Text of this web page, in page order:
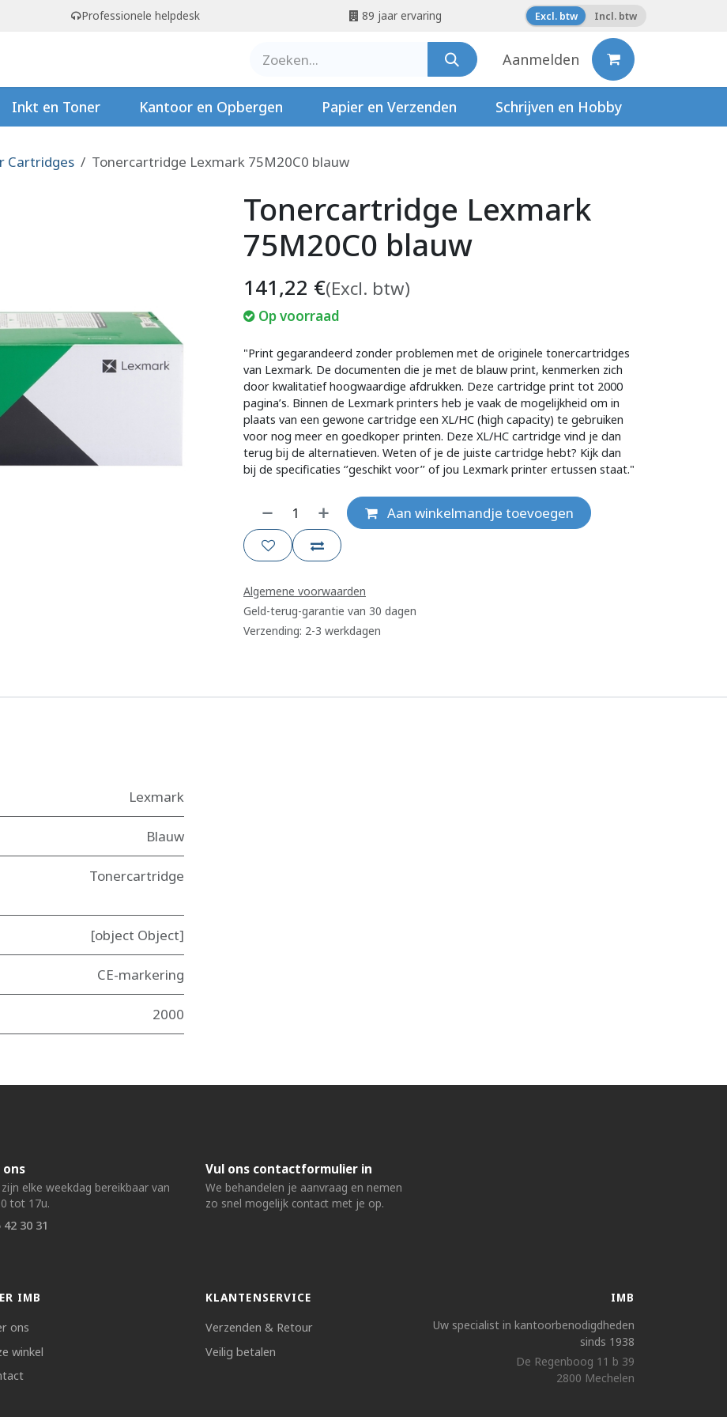
Professionele helpdesk 89 jaar ervaring Excl. btw Incl. btw
Aanmelden
Inkt en Toner Kantoor en Opbergen Papier en Verzenden Schrijven en Hobby
Cartridges Tonercartridge Lexmark 75M20C0 blauw
Tonercartridge Lexmark
75M20C0 blauw
141,22 €(Excl. btw)
Op voorraad
"Print gegarandeerd zonder problemen met de originele tonercartridges
van Lexmark. De documenten die je met de blauw print, kenmerken zich
door kwalitatief hoogwaardige afdrukken. Deze cartridge print tot 2000
pagina’s. Binnen de Lexmark printers heb je vaak de mogelijkheid om in
plaats van een gewone cartridge een XL/HC (high capacity) te gebruiken
voor nog meer en goedkoper printen. Deze XL/HC cartridge vind je dan
terug bij de alternatieven. Weten of je de juiste cartridge hebt? Kijk dan
bij de specificaties ‘’geschikt voor’’ of jou Lexmark printer ertussen staat."
Aan winkelmandje toevoegen
Algemene voorwaarden
Geld-terug-garantie van 30 dagen
Verzending: 2-3 werkdagen
Lexmark
Blauw
Tonercartridge
[object Object]
CE-markering
2000
ons
elke weekdag bereikbaar van
tot 17u.
42 30 31
Vul ons contactformulier in
We behandelen je aanvraag en nemen
zo snel mogelijk contact met je op.
IMB
ons
winkel
KLANTENSERVICE
Verzenden & Retour
Veilig betalen
IMB
Uw specialist in kantoorbenodigdheden
sinds 1938
De Regenboog 11 b 39
2800 Mechelen